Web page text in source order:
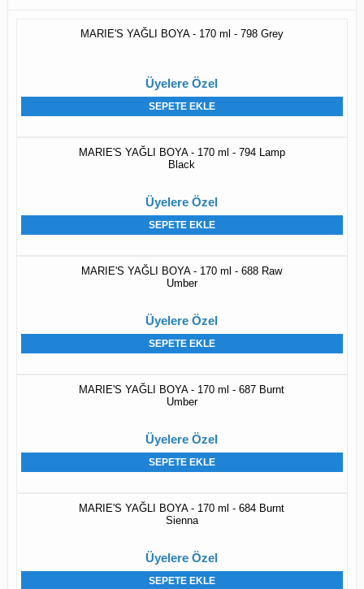
MARIE'S YAĞLI BOYA - 170 ml - 798 Grey
Üyelere Özel
SEPETE EKLE
MARIE'S YAĞLI BOYA - 170 ml - 794 Lamp
Black
Üyelere Özel
SEPETE EKLE
MARIE'S YAĞLI BOYA - 170 ml - 688 Raw
Umber
Üyelere Özel
SEPETE EKLE
MARIE'S YAĞLI BOYA - 170 ml - 687 Burnt
Umber
Üyelere Özel
SEPETE EKLE
MARIE'S YAĞLI BOYA - 170 ml - 684 Burnt
Sienna
Üyelere Özel
SEPETE EKLE